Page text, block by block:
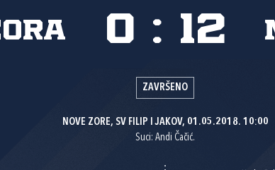
0 : 12
ZAVRŠENO
NOVE ZORE, SV FILIP I JAKOV, 01.05.2018. 10:00
Suci: Andi Čačić.